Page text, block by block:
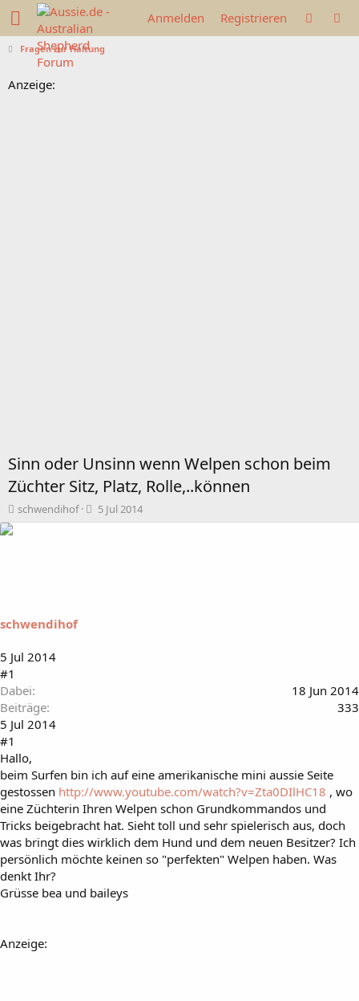
Anmelden Registrieren
Fragen zur Haltung
Anzeige:
Sinn oder Unsinn wenn Welpen schon beim
Züchter Sitz, Platz, Rolle,..können
T
h
a
t
schwendihof
B
e
5 Jul 2014
schwendihof
5 Jul 2014
#1
Dabei
18 Jun 2014
Beiträge
333
5 Jul 2014
#1
Hallo,
beim Surfen bin ich auf eine amerikanische mini aussie Seite
gestossen http://www.youtube.com/watch?v=Zta0DIlHC18 , wo
eine Züchterin Ihren Welpen schon Grundkommandos und
Tricks beigebracht hat. Sieht toll und sehr spielerisch aus, doch
was bringt dies wirklich dem Hund und dem neuen Besitzer? Ich
persönlich möchte keinen so "perfekten" Welpen haben. Was
denkt Ihr?
Grüsse bea und baileys
Anzeige: